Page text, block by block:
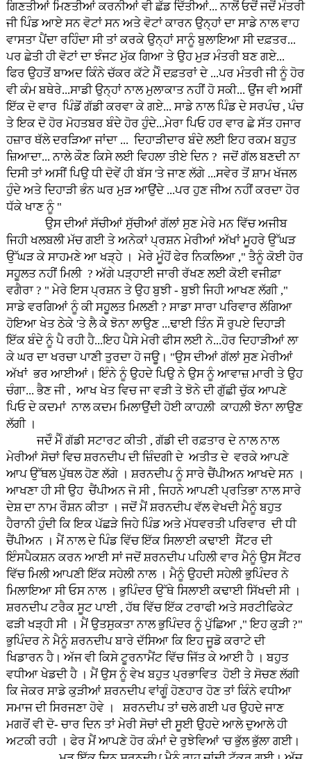
ਗਿਣਤੀਆਂ ਮਿਣਤੀਆਂ ਕਰਨੀਆਂ ਵੀ ਛੱਡ ਦਿੱਤੀਆਂ... ਨਾਲੋਂ ਓਦੋਂ ਜਦੋਂ ਮੰਤਰੀ
ਜੀ ਪਿੰਡ ਆਏ ਸਨ ਵੋਟਾਂ ਸਨ ਅਤੇ ਵੋਟਾਂ ਕਾਰਨ ਉਨ੍ਹਾਂ ਦਾ ਸਾਡੇ ਨਾਲ ਵਾਹ
ਵਾਸਤਾ ਪੈਂਦਾ ਰਹਿੰਦਾ ਸੀ ਤਾਂ ਕਰਕੇ ਉਨ੍ਹਾਂ ਸਾਨੂੰ ਬੁਲਾਇਆ ਸੀ ਦਫ਼ਤਰ...
ਪਰ ਛੇਤੀ ਹੀ ਵੋਟਾਂ ਦਾ ਝੰਜਟ ਮੁੱਕ ਗਿਆ ਤੇ ਉਹ ਮੁੜ ਮੰਤਰੀ ਬਣ ਗਏ...
ਫਿਰ ਉਹਤੋਂ ਬਾਅਦ ਕਿੰਨੇ ਚੱਕਰ ਕੱਟੇ ਮੈੰ ਦਫ਼ਤਰਾਂ ਦੇ ...ਪਰ ਮੰਤਰੀ ਜੀ ਨੂੰ ਹੋਰ
ਵੀ ਕੰਮ ਬਥੇਰੇ...ਸਾਡੀ ਉਨ੍ਹਾਂ ਨਾਲ ਮੁਲਾਕਾਤ ਨਹੀਂ ਹੋ ਸਕੀ... ਉਂਜ ਵੀ ਅਸੀਂ
ਇੱਕ ਦੋ ਵਾਰ ਪਿੰਡੋਂ ਗੱਡੀ ਕਰਵਾ ਕੇ ਗਏ... ਸਾਡੇ ਨਾਲ ਪਿੰਡ ਦੇ ਸਰਪੰਚ , ਪੰਚ
ਤੇ ਇਕ ਦੋ ਹੋਰ ਮੋਹਤਬਰ ਬੰਦੇ ਹੋਰ ਹੁੰਦੇ...ਮੇਰਾ ਪਿਓ ਹਰ ਵਾਰ ਛੇ ਸੱਤ ਹਜਾਰ
ਹਜ਼ਾਰ ਥੱਲੇ ਦਰੜਿਆ ਜਾਂਦਾ ... ਦਿਹਾੜੀਦਾਰ ਬੰਦੇ ਲਈ ਇਹ ਰਕਮ ਬਹੁਤ
ਜ਼ਿਆਦਾ... ਨਾਲੇ ਕੌਣ ਕਿਸੇ ਲਈ ਵਿਹਲਾ ਤੀਏ ਦਿਨ ? ਜਦੋਂ ਗੱਲ ਬਣਦੀ ਨਾ
ਦਿਸੀ ਤਾਂ ਅਸੀਂ ਪਿਉ ਧੀ ਦੋਵੇਂ ਹੀ ਬੱਸ 'ਤੇ ਜਾਣ ਲੱਗੇ ...ਸਵੇਰ ਤੋਂ ਸ਼ਾਮ ਖੱਜਲ
ਹੁੰਦੇ ਅਤੇ ਦਿਹਾੜੀ ਭੰਨ ਘਰ ਮੁੜ ਆਉਂਦੇ ...ਪਰ ਹੁਣ ਜੀਅ ਨਹੀਂ ਕਰਦਾ ਹੋਰ
ਧੱਕੇ ਖਾਣ ਨੂੰ "
ਉਸ ਦੀਆਂ ਸੱਚੀਆਂ ਸੁੱਚੀਆਂ ਗੱਲਾਂ ਸੁਣ ਮੇਰੇ ਮਨ ਵਿੱਚ ਅਜੀਬ
ਜਿਹੀ ਖਲਬਲੀ ਮੱਚ ਗਈ ਤੇ ਅਨੇਕਾਂ ਪ੍ਰਸ਼ਨ ਮੇਰੀਆਂ ਅੱਖਾਂ ਮੂਹਰੇ ਉੱਘੜ
ਉੱਘੜ ਕੇ ਸਾਹਮਣੇ ਆ ਖੜ੍ਹੇ । ਮੇਰੇ ਮੂੰਹੋਂ ਫੇਰ ਨਿਕਲਿਆ ," ਤੈਨੂੰ ਕੋਈ ਹੋਰ
ਸਹੂਲਤ ਨਹੀਂ ਮਿਲੀ ? ਅੱਗੇ ਪੜ੍ਹਾਈ ਜਾਰੀ ਰੱਖਣ ਲਈ ਕੋਈ ਵਜੀਫ਼ਾ
ਵਗੈਰਾ ? " ਮੇਰੇ ਇਸ ਪ੍ਰਸ਼ਨ ਤੇ ਉਹ ਬੁਝੀ - ਬੁਝੀ ਜਿਹੀ ਆਖਣ ਲੱਗੀ ,"
ਸਾਡੇ ਵਰਗਿਆਂ ਨੂੰ ਕੀ ਸਹੂਲਤ ਮਿਲਣੀ ? ਸਾਡਾ ਸਾਰਾ ਪਰਿਵਾਰ ਲੱਗਿਆ
ਹੋਇਆ ਖੇਤ ਠੇਕੇ 'ਤੇ ਲੈ ਕੇ ਝੋਨਾ ਲਾਉਣ ...ਢਾਈ ਤਿੰਨ ਸੌ ਰੁਪਏ ਦਿਹਾੜੀ
ਇੱਕ ਬੰਦੇ ਨੂੰ ਪੈ ਰਹੀ ਹੈ...ਇਹ ਪੈਸੇ ਮੇਰੀ ਫੀਸ ਲਈ ਨੇ...ਹੋਰ ਦਿਹਾੜੀਆਂ ਲਾ
ਕੇ ਘਰ ਦਾ ਖਰਚਾ ਪਾਣੀ ਤੁਰਦਾ ਹੋ ਜਊ। "ਉਸ ਦੀਆਂ ਗੱਲਾਂ ਸੁਣ ਮੇਰੀਆਂ
ਅੱਖਾਂ ਭਰ ਆਈਆਂ। ਇੰਨੇ ਨੂੰ ਉਹਦੇ ਪਿਉ ਨੇ ਉਸ ਨੂੰ ਆਵਾਜ਼ ਮਾਰੀ ਤੇ ਉਹ
ਚੰਗਾ... ਭੈਣ ਜੀ , ਆਖ ਖੇਤ ਵਿਚ ਜਾ ਵੜੀ ਤੇ ਝੋਨੇ ਦੀ ਗੁੱਛੀ ਚੁੱਕ ਆਪਣੇ
ਪਿਓ ਦੇ ਕਦਮਾਂ ਨਾਲ ਕਦਮ ਮਿਲਾਉਂਦੀ ਹੋਈ ਕਾਹਲ਼ੀ ਕਾਹਲ਼ੀ ਝੋਨਾ ਲਾਉਣ
ਲੱਗੀ ।
ਜਦੋੰ ਮੈੰ ਗੱਡੀ ਸਟਾਰਟ ਕੀਤੀ , ਗੱਡੀ ਦੀ ਰਫ਼ਤਾਰ ਦੇ ਨਾਲ ਨਾਲ
ਮੇਰੀਆਂ ਸੋਚਾਂ ਵਿਚ ਸ਼ਰਨਦੀਪ ਦੀ ਜ਼ਿੰਦਗੀ ਦੇ ਅਤੀਤ ਦੇ ਵਰਕੇ ਆਪਣੇ
ਆਪ ਉੱਥਲ ਪੁੱਥਲ ਹੋਣ ਲੱਗੇ । ਸ਼ਰਨਦੀਪ ਨੂੰ ਸਾਰੇ ਚੈਂਪੀਅਨ ਆਖਦੇ ਸਨ ।
ਆਖਣਾ ਹੀ ਸੀ ਉਹ ਚੈਂਪੀਅਨ ਜੋ ਸੀ , ਜਿਹਨੇ ਆਪਣੀ ਪ੍ਰਤਿਭਾ ਨਾਲ ਸਾਰੇ
ਦੇਸ਼ ਦਾ ਨਾਮ ਰੌਸ਼ਨ ਕੀਤਾ । ਜਦੋਂ ਮੈਂ ਸ਼ਰਨਦੀਪ ਵੱਲ ਵੇਖਦੀ ਮੈਨੂੰ ਬਹੁਤ
ਹੈਰਾਨੀ ਹੁੰਦੀ ਕਿ ਇਕ ਪੱਛੜੇ ਜਿਹੇ ਪਿੰਡ ਅਤੇ ਮੱਧਵਰਤੀ ਪਰਿਵਾਰ ਦੀ ਧੀ
ਚੈਂਪੀਅਨ । ਮੈਂ ਨਾਲ ਦੇ ਪਿੰਡ ਵਿੱਚ ਇੱਕ ਸਿਲਾਈ ਕਢਾਈ ਸੈਂਟਰ ਦੀ
ਇੰਸਪੈਕਸ਼ਨ ਕਰਨ ਆਈ ਸਾਂ ਜਦੋਂ ਸ਼ਰਨਦੀਪ ਪਹਿਲੀ ਵਾਰ ਮੈਨੂੰ ਉਸ ਸੈਂਟਰ
ਵਿੱਚ ਮਿਲੀ ਆਪਣੀ ਇੱਕ ਸਹੇਲੀ ਨਾਲ । ਮੈਨੂੰ ਉਹਦੀ ਸਹੇਲੀ ਭੁਪਿੰਦਰ ਨੇ
ਮਿਲਾਇਆ ਸੀ ਓਸ ਨਾਲ । ਭੁਪਿੰਦਰ ਉੱਥੇ ਸਿਲਾਈ ਕਢਾਈ ਸਿੱਖਦੀ ਸੀ ।
ਸ਼ਰਨਦੀਪ ਟਰੈਕ ਸੂਟ ਪਾਈ , ਹੱਥ ਵਿੱਚ ਇੱਕ ਟਰਾਫੀ ਅਤੇ ਸਰਟੀਫਿਕੇਟ
ਫੜੀ ਖੜ੍ਹੀ ਸੀ । ਮੈਂ ਉਤਸੁਕਤਾ ਨਾਲ ਭੁਪਿੰਦਰ ਨੂੰ ਪੁੱਛਿਆ ," ਇਹ ਕੁੜੀ ?"
ਭੁਪਿੰਦਰ ਨੇ ਮੈਨੂੰ ਸ਼ਰਨਦੀਪ ਬਾਰੇ ਦੱਸਿਆ ਕਿ ਇਹ ਜੂਡੋ ਕਰਾਟੇ ਦੀ
ਖਿਡਾਰਨ ਹੈ। ਅੱਜ ਵੀ ਕਿਸੇ ਟੂਰਨਾਮੈਂਟ ਵਿੱਚ ਜਿੱਤ ਕੇ ਆਈ ਹੈ । ਬਹੁਤ
ਵਧੀਆ ਖੇਡਦੀ ਹੈ । ਮੈਂ ਉਸ ਨੂੰ ਵੇਖ ਬਹੁਤ ਪ੍ਰਭਾਵਿਤ ਹੋਈ ਤੇ ਸੋਚਣ ਲੱਗੀ
ਕਿ ਜੇਕਰ ਸਾਡੇ ਕੁੜੀਆਂ ਸ਼ਰਨਦੀਪ ਵਾਂਗੂੰ ਹੋਣਹਾਰ ਹੋਣ ਤਾਂ ਕਿੰਨੇ ਵਧੀਆ
ਸਮਾਜ ਦੀ ਸਿਰਜਣਾ ਹੋਵੇ । ਸ਼ਰਨਦੀਪ ਤਾਂ ਚਲੇ ਗਈ ਪਰ ਉਹਦੇ ਜਾਣ
ਮਗਰੋਂ ਵੀ ਦੋ- ਚਾਰ ਦਿਨ ਤਾਂ ਮੇਰੀ ਸੋਚਾਂ ਦੀ ਸੂਈ ਉਹਦੇ ਆਲੇ ਦੁਆਲੇ ਹੀ
ਅਟਕੀ ਰਹੀ । ਫੇਰ ਮੈਂ ਆਪਣੇ ਹੋਰ ਕੰਮਾਂ ਦੇ ਰੁਝੇਵਿਆਂ 'ਚ ਭੁੱਲ ਭੁੱਲਾ ਗਈ।